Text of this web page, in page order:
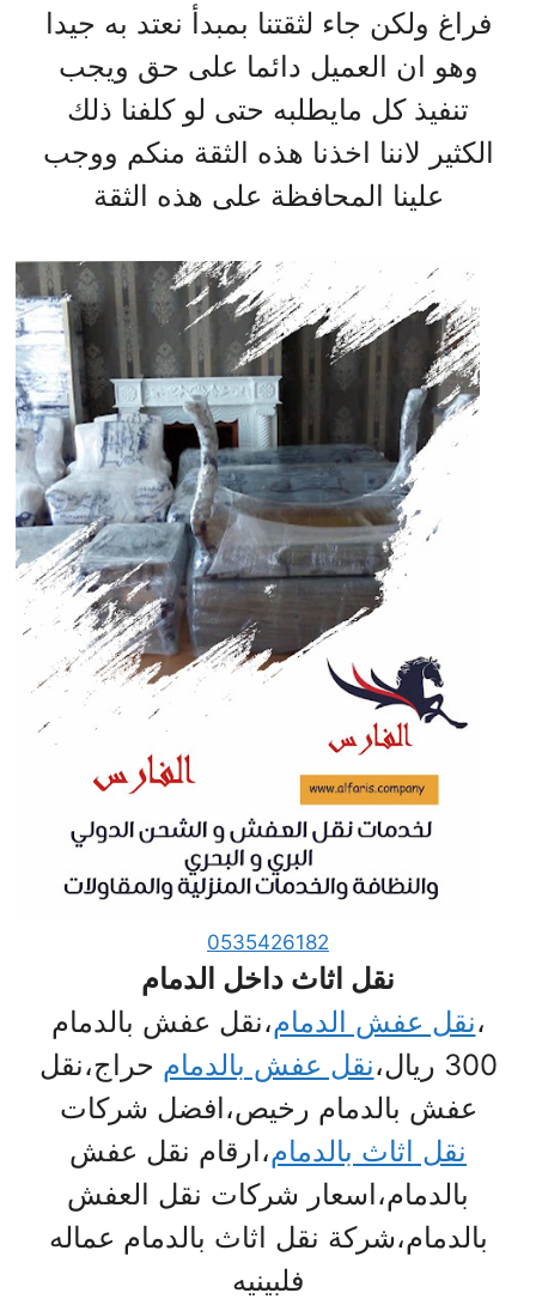
فراغ ولكن جاء لثقتنا بمبدأ نعتد به جيدا
وهو ان العميل دائما على حق ويجب
تنفيذ كل مايطلبه حتى لو كلفنا ذلك
الكثير لاننا اخذنا هذه الثقة منكم ووجب
علينا المحافظة على هذه الثقة
0535426182
نقل اثاث داخل الدمام
،نقل عفش الدمام،نقل عفش بالدمام
300 ريال،
نقل عفش بالدمامحراج،نقل
عفش بالدمام رخيص،افضل شركات
نقل اثاث بالدمام،ارقام نقل عفش
بالدمام،اسعار شركات نقل العفش
بالدمام،شركة نقل اثاث بالدمام عماله
فلبينيه